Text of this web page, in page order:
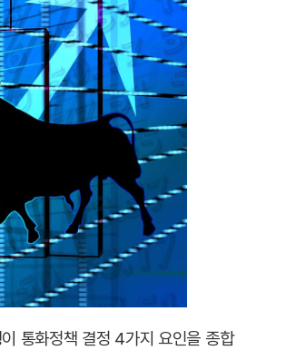
통화정책 결정 4가지 요인을 종합